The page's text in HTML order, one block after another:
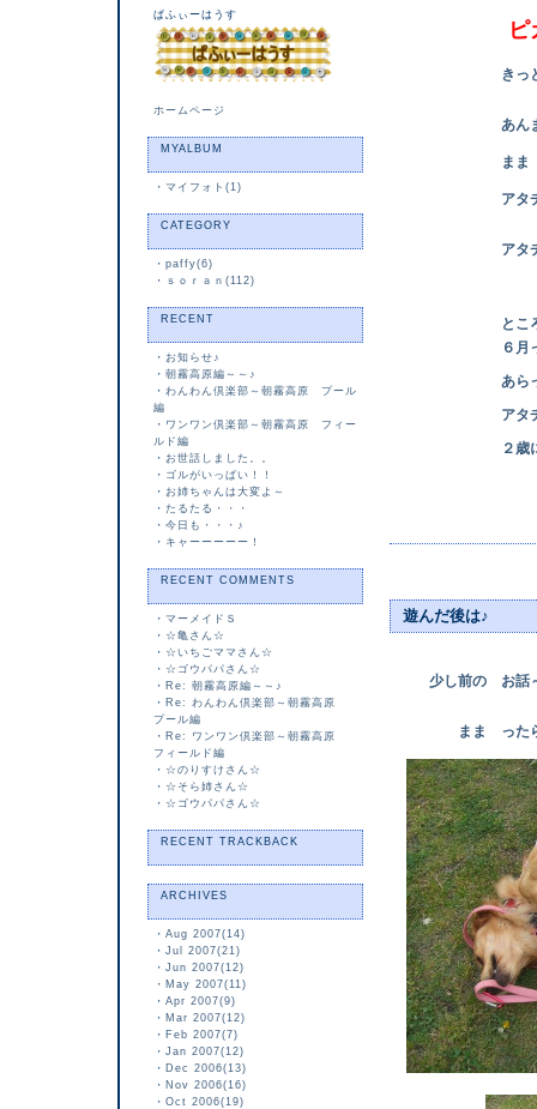
ぱふぃーはうす
ホームページ
MYALBUM
・ マイフォト(1)
CATEGORY
・ paffy(6)
・ ｓｏｒａｎ(112)
RECENT
・ お知らせ♪
・ 朝霧高原編～～♪
・ わんわん倶楽部～朝霧高原 プール
編
・ ワンワン倶楽部～朝霧高原 フィー
ルド編
・ お世話しました。。
・ ゴルがいっぱい！！
・ お姉ちゃんは大変よ～
・ たるたる・・・
・ 今日も・・・♪
・ キャーーーーー！
RECENT COMMENTS
・ マーメイドＳ
・ ☆亀さん☆
・ ☆いちごママさん☆
・ ☆ゴウパパさん☆
・ Re: 朝霧高原編～～♪
・ Re: わんわん倶楽部～朝霧高原
プール編
・ Re: ワンワン倶楽部～朝霧高原
フィールド編
・ ☆のりすけさん☆
・ ☆そら姉さん☆
・ ☆ゴウパパさん☆
RECENT TRACKBACK
ARCHIVES
・ Aug 2007(14)
・ Jul 2007(21)
・ Jun 2007(12)
・ May 2007(11)
・ Apr 2007(9)
・ Mar 2007(12)
・ Feb 2007(7)
・ Jan 2007(12)
・ Dec 2006(13)
・ Nov 2006(16)
・ Oct 2006(19)
ピ
きっと近所
あんまり怖く
まま に抱っ
アタチ 雷な
アタチの苦
ところで
６月って何
あらっ？知
アタチのお
２歳になるの
遊んだ後は♪
少し前の お話
まま ったらネ